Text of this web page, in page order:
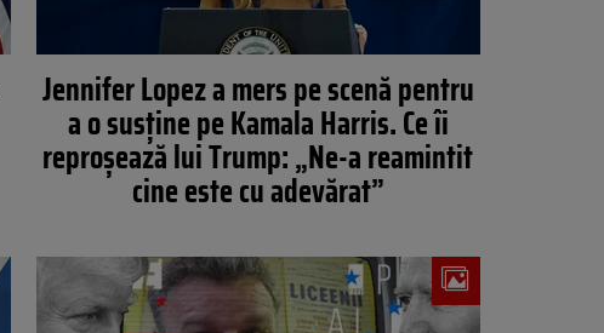
Jennifer Lopez a mers pe scenă pentru
a o susține pe Kamala Harris. Ce îi
reproșează lui Trump: „Ne-a reamintit
cine este cu adevărat”